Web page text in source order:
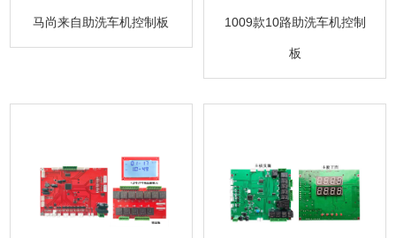
马尚来自助洗车机控制板 1009款10路助洗车机控制
板